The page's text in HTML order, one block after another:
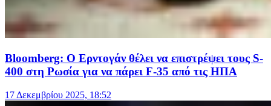
Bloomberg: Ο Ερντογάν θέλει να επιστρέψει τους S-
400 στη Ρωσία για να πάρει F-35 από τις ΗΠΑ
17 Δεκεμβρίου 2025, 18:52